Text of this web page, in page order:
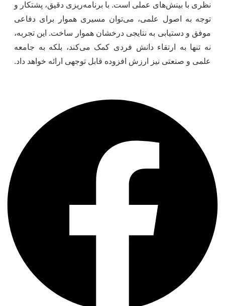
نظری با بینش‌های عملی است. با برنامه‌ریزی دقیق، پشتکار و
توجه به اصول علمی، می‌توان مسیری هموار برای دفاعی
موفق و دستیابی به نتایجی درخشان هموار ساخت. این تجربه،
نه تنها به ارتقاء دانش فردی کمک می‌کند، بلکه به جامعه
علمی و صنعتی نیز ارزش افزوده قابل توجهی ارائه خواهد داد.